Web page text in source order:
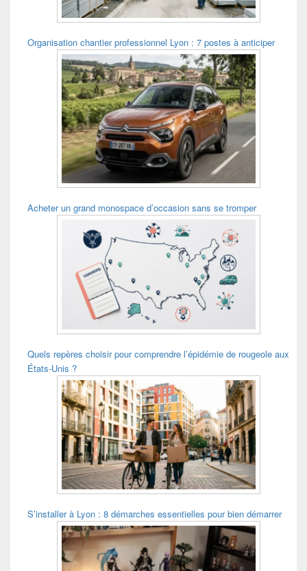
Organisation chantier professionnel Lyon : 7 postes à anticiper
Acheter un grand monospace d’occasion sans se tromper
Quels repères choisir pour comprendre l’épidémie de rougeole aux
États-Unis ?
S’installer à Lyon : 8 démarches essentielles pour bien démarrer